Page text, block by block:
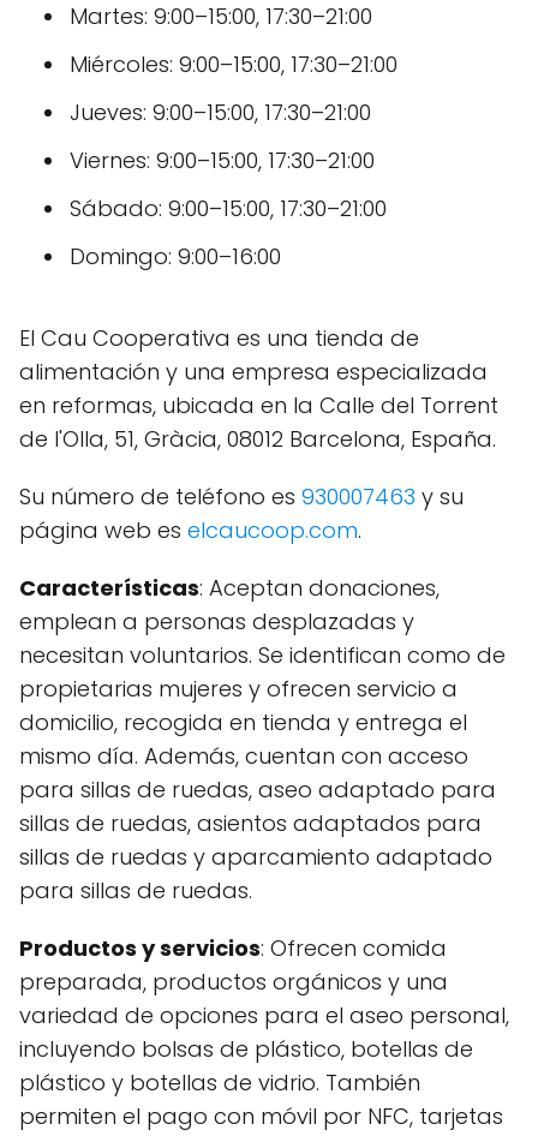
Martes: 9:00–15:00, 17:30–21:00
Miércoles: 9:00–15:00, 17:30–21:00
Jueves: 9:00–15:00, 17:30–21:00
Viernes: 9:00–15:00, 17:30–21:00
Sábado: 9:00–15:00, 17:30–21:00
Domingo: 9:00–16:00
El Cau Cooperativa es una tienda de
alimentación y una empresa especializada
en reformas, ubicada en la Calle del Torrent
de l'Olla, 51, Gràcia, 08012 Barcelona, España.
Su número de teléfono es 930007463 y su
página web es elcaucoop.com.
Características: Aceptan donaciones,
emplean a personas desplazadas y
necesitan voluntarios. Se identifican como de
propietarias mujeres y ofrecen servicio a
domicilio, recogida en tienda y entrega el
mismo día. Además, cuentan con acceso
para sillas de ruedas, aseo adaptado para
sillas de ruedas, asientos adaptados para
sillas de ruedas y aparcamiento adaptado
para sillas de ruedas.
Productos y servicios: Ofrecen comida
preparada, productos orgánicos y una
variedad de opciones para el aseo personal,
incluyendo bolsas de plástico, botellas de
plástico y botellas de vidrio. También
permiten el pago con móvil por NFC, tarjetas